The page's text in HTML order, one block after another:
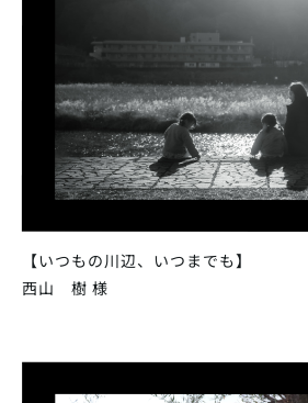
【いつもの川辺、いつまでも】
西山 樹 様